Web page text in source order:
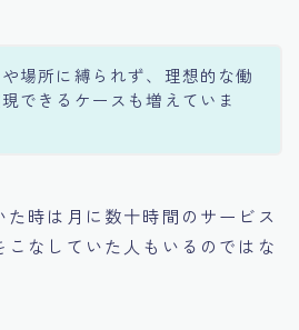
Follow Me
場所に縛られず、理想的な働
できるケースも増えていま
時は月に数十時間のサービス
なしていた人もいるのではな